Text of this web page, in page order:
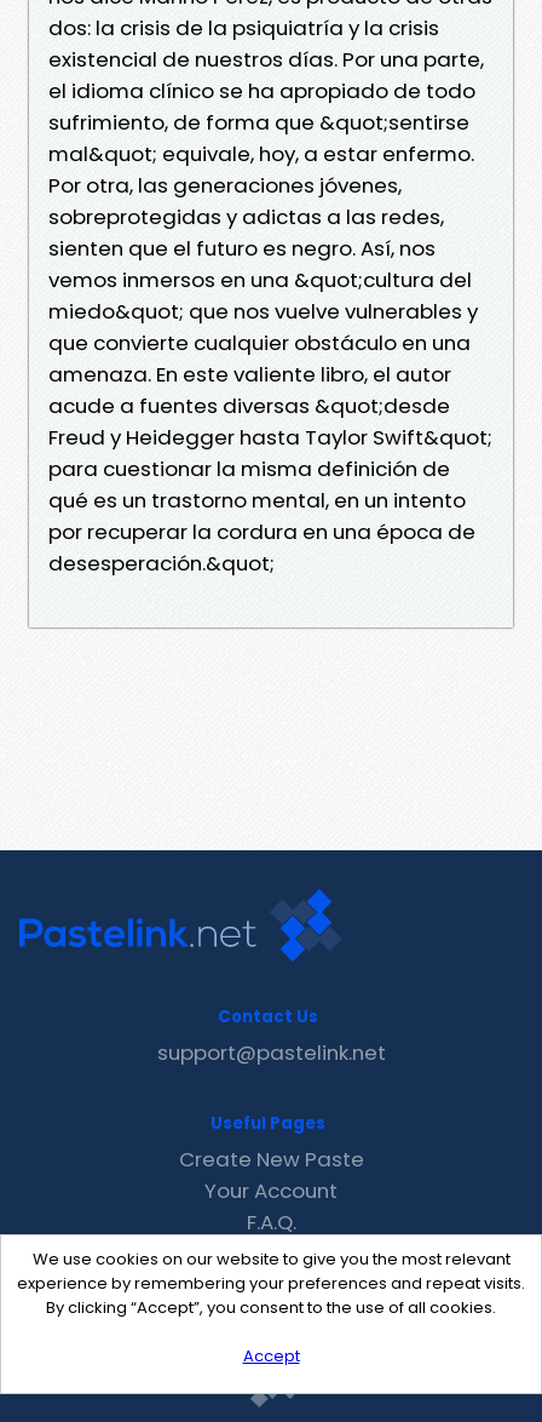
dos: la crisis de la psiquiatría y la crisis
existencial de nuestros días. Por una parte,
el idioma clínico se ha apropiado de todo
sufrimiento, de forma que &quot;sentirse
mal&quot; equivale, hoy, a estar enfermo.
Por otra, las generaciones jóvenes,
sobreprotegidas y adictas a las redes,
sienten que el futuro es negro. Así, nos
vemos inmersos en una &quot;cultura del
miedo&quot; que nos vuelve vulnerables y
que convierte cualquier obstáculo en una
amenaza. En este valiente libro, el autor
acude a fuentes diversas &quot;desde
Freud y Heidegger hasta Taylor Swift&quot;
para cuestionar la misma definición de
qué es un trastorno mental, en un intento
por recuperar la cordura en una época de
desesperación.&quot;
We use cookies on our website to give you the most relevant
experience by remembering your preferences and repeat visits.
By clicking “Accept”, you consent to the use of all cookies.
Accept
Contact Us
support@pastelink.net
Useful Pages
Create New Paste
Your Account
F.A.Q.
Recent
Contact